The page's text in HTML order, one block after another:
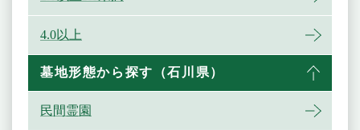
4.0以上
墓地形態から探す（石川県）
民間霊園